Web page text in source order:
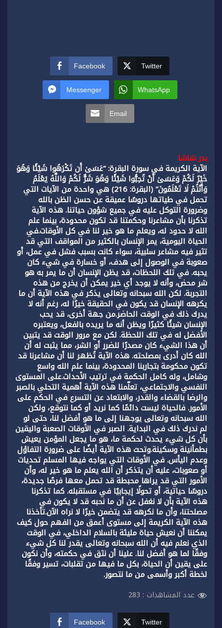
Facebook Twitter
Messenger WhatsApp
Email
بدر شاشا
الآية الكريمة في سورة البقرة: “عَسَىٰ أَن تَكْرَهُوا شَيْئًا وَهُوَ
خَيْرٌ لَكُمْ وَعَسَىٰ أَنْ تُحِبُّوا شَيْئًا وَهُوَ شَرٌّ لَكُمْ وَاللَّهُ يَعْلَمُ
وَأَنْتُمْ لَا تَعْلَمُونَ” (البقرة: 216) هي واحدة من الآيات التي
تحمل في طياتها دروسًا عميقة عن حسن الظن بالله
وضرورة التوكل عليه في جميع شؤون حياتنا. هذه الآية
تذكرنا بأن مشاعرنا وحكمتنا قد تكون محدودة، بينما علم
الله لا حدود له، ويعلم ما هو خير لنا في كل الأوقات.في
الحياة اليومية، يمر الإنسان بالكثير من المواقف التي قد
تثير فيه مشاعر سلبية، سواء كانت بسبب فشل في عمل، أو
صعوبة في الوصول إلى هدف، أو خسارة في شيء كان
يحبه. في تلك اللحظات، قد يظن الإنسان أن ما يمر به هو
شر محض، وأنه لا يوجد أي خير يمكن أن يخرج من هذه
التجربة. لكن الله سبحانه وتعالى يذكر في هذه الآية أن ما
يكرهه الإنسان قد يكون في الحقيقة خيرًا له، رغم أنه لا
يدرك ذلك في الوقت الحاضر.من جهة أخرى، قد يحب
الإنسان شيئًا كثيرًا ويظن أنه ما يريده بالفعل، ويعتبره
الأفضل له في تلك اللحظة. لكن مع مرور الوقت قد يتبين
أن هذا الشيء كان مصدرًا للضرر أو الشر، مما يثبت له أن
الله كان أدرى بمصلحته. هذه الآية تُظهر لنا أن مشاعرنا قد
تكون محكومة بتجاربنا المحدودة، بينما علم الله واسع
وشامل، وله كامل الحكمة في ترتيب الأحداث.على المستوى
النفسي والاجتماعي، تعلّمنا هذه الآية أهمية التحلي بالصبر
والرضا بالقضاء والقدر، والابتعاد عن التسرع في الحكم على
الأمور. فالحياة ليست دائمًا كما نريد أو كما نتوقع، ولكن
الله سبحانه وتعالى يوجهنا إلى ما هو أفضل لنا، حتى لو
لم ندرك ذلك في البداية. الصبر في الأوقات الصعبة واليقين
بأن كل شيء يحدث لحكمة ما، هو ما يجعل المؤمن يعيش
بطمأنينة وسكينة.وتحث هذه الآية أيضًا على ضرورة التفاؤل
وعدم اليأس. في الأوقات التي يواجه فيها المسلم تحديات
أو صعوبات، عليه أن يتذكر أن الله يعلم ما هو خير له، وأن
الأمور التي قد يراها محبطة قد تحمل معها فرصًا جديدة،
دروسًا حياتية، أو تحولًا إيجابيًا في مستقبله. كما تذكرنا
هذه الآية بأن لا نغفل عن أن ما نحبه قد لا يكون في
مصلحتنا، وأن ما نكرهه قد يتضمن خيرًا لا نراه الآن.تأخذنا
هذه الآية الكريمة إلى مستوى أعمق من الفهم حول كيف
يمكننا أن نعيش حياة مليئة بالسلام الداخلي، في الوقت
الذي نعلم فيه أن الله سبحانه وتعالى يقدر لنا كل شيء
وفقًا لما هو أفضل لنا. علينا أن نثق في حكمته، وأن نكون
على يقين أن الحياة، بكل ما فيها من تقلبات، تسير وفقًا
لخطة أكبر وأسمى من ما نتصور.
عدد المشاهدات : 283
Facebook Twitter